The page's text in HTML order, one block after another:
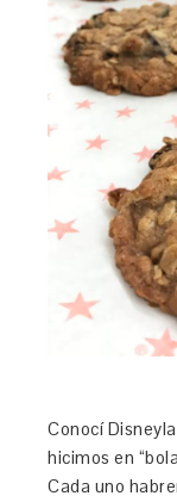
Conocí
hicimos en
Cada uno